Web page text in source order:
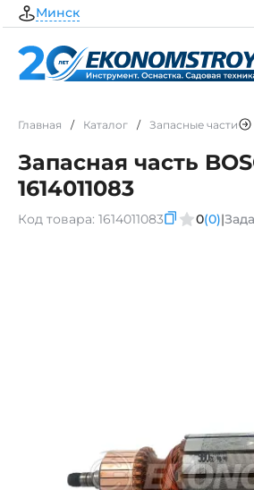
Минск
Главная / Каталог / Запасные части
Запасная часть
1614011083
Код товара: 1614011083 0(0)|